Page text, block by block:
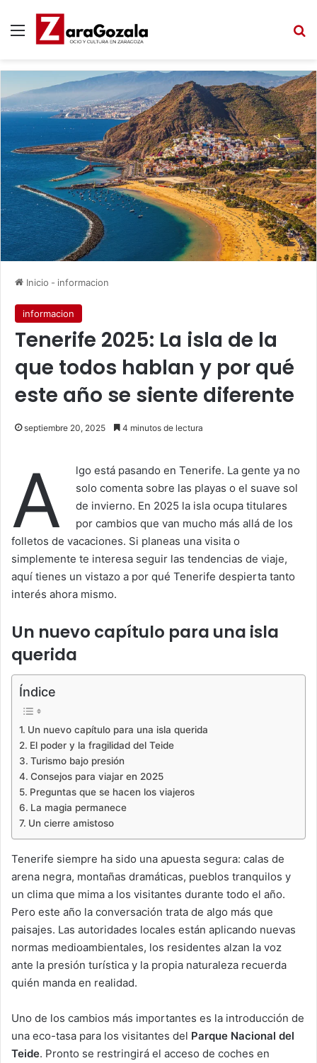
Menú
Inicio - informacion
informacion
Tenerife 2025: La isla de la
que todos hablan y por qué
este año se siente diferente
septiembre 20, 2025 4 minutos de lectura
A
lgo está pasando en Tenerife. La gente ya no
solo comenta sobre las playas o el suave sol
de invierno. En 2025 la isla ocupa titulares
por cambios que van mucho más allá de los
folletos de vacaciones. Si planeas una visita o
simplemente te interesa seguir las tendencias de viaje,
aquí tienes un vistazo a por qué Tenerife despierta tanto
interés ahora mismo.
Un nuevo capítulo para una isla
querida
Índice
Un nuevo capítulo para una isla querida
El poder y la fragilidad del Teide
Turismo bajo presión
Consejos para viajar en 2025
Preguntas que se hacen los viajeros
La magia permanece
Un cierre amistoso
Tenerife siempre ha sido una apuesta segura: calas de
arena negra, montañas dramáticas, pueblos tranquilos y
un clima que mima a los visitantes durante todo el año.
Pero este año la conversación trata de algo más que
paisajes. Las autoridades locales están aplicando nuevas
normas medioambientales, los residentes alzan la voz
ante la presión turística y la propia naturaleza recuerda
quién manda en realidad.
Uno de los cambios más importantes es la introducción de
una eco-tasa para los visitantes del Parque Nacional del
Teide. Pronto se restringirá el acceso de coches en